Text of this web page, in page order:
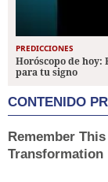
PREDICCIONES
Horóscopo de hoy:
para tu signo
CONTENIDO
Remember
Transformation